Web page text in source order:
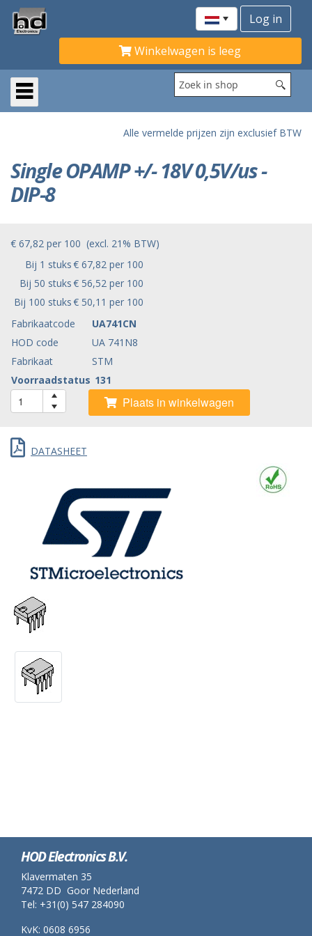
Winkelwagen is leeg
Alle vermelde prijzen zijn exclusief BTW
Single OPAMP +/- 18V 0,5V/us -
DIP-8
€ 67,82 per 100 (excl. 21% BTW)
Bij 1 stuks€ 67,82 per 100
Bij 50 stuks€ 56,52 per 100
Bij 100 stuks€ 50,11 per 100
Fabrikaatcode
UA741CN
HOD code
UA 741N8
Fabrikaat
STM
Voorraadstatus 131
Plaats in winkelwagen
DATASHEET
HOD Electronics B.V.
Klavermaten 35
7472 DD Goor Nederland
Tel: +31(0) 547 284090
KvK: 0608 6956